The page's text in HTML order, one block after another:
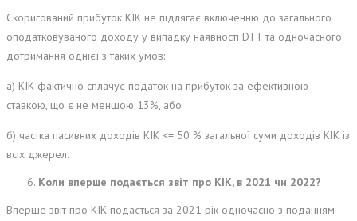
Скоригований прибуток КІК не підлягає включенню до загального
оподатковуваного доходу у випадку наявності DTT та одночасного
дотримання однієї з таких умов:
а) КІК фактично сплачує податок на прибуток за ефективною
ставкою, що є не меншою 13%, або
б) частка пасивних доходів КІК <= 50 % загальної суми доходів КІК із
всіх джерел.
Коли вперше подається звіт про КІК, в 2021 чи 2022?
Вперше звіт про КІК подається за 2021 рік одночасно з поданням